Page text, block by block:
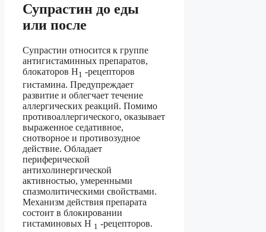
Супрастин до еды
или после
Супрастин относится к группе
антигистаминных препаратов,
блокаторов Н1 -рецепторов
гистамина. Предупреждает
развитие и облегчает течение
аллергических реакций. Помимо
противоаллергического, оказывает
выраженное седативное,
снотворное и противозудное
действие. Обладает
периферической
антихолинергической
активностью, умеренными
спазмолитическими свойствами.
Механизм действия препарата
состоит в блокировании
гистаминовых Н 1 -рецепторов.